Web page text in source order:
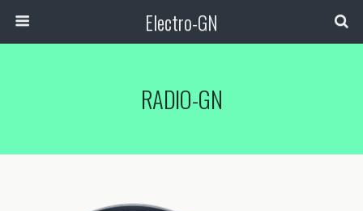
Electro-GN
RADIO-GN